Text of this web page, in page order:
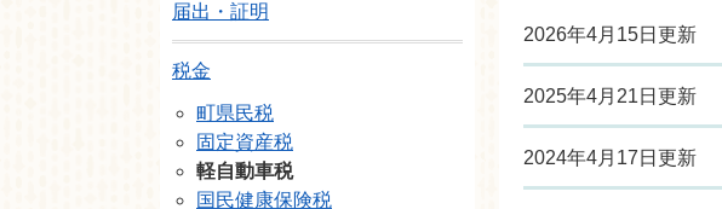
2026年4月15日更新
2025年4月21日更新
2024年4月17日更新
届出・証明
税金
町県民税
固定資産税
軽自動車税
国民健康保険税